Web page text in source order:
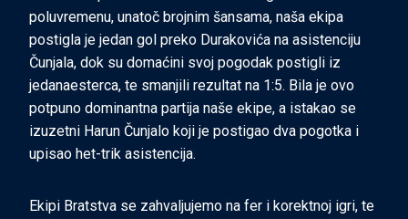
poluvremenu, unatoč brojnim šansama, naša ekipa
postigla je jedan gol preko Durakovića na asistenciju
Čunjala, dok su domaćini svoj pogodak postigli iz
jedanaesterca, te smanjili rezultat na 1:5. Bila je ovo
potpuno dominantna partija naše ekipe, a istakao se
izuzetni Harun Čunjalo koji je postigao dva pogotka i
upisao het-trik asistencija.
Ekipi Bratstva se zahvaljujemo na fer i korektnoj igri, te